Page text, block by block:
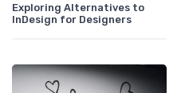
Exploring Alternatives to
InDesign for Designers